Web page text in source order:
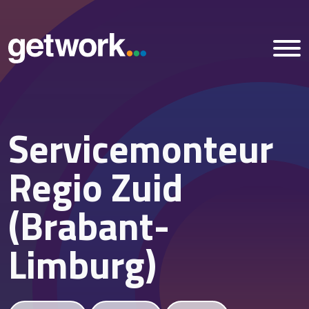
Home
Vacatures
Nieuws
Over ons
Vestigingen
Servicemonteur
Regio Zuid
(Brabant-
Limburg)